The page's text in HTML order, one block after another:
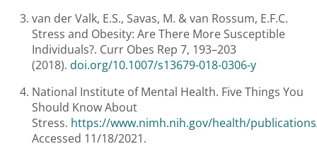
van der Valk, E.S., Savas, M. & van Rossum, E.F.C.
Stress and Obesity: Are There More Susceptible
Individuals?. Curr Obes Rep 7, 193–203
(2018). doi.org/10.1007/s13679-018-0306-y
National Institute of Mental Health. Five Things You
Should Know About
Stress. https://www.nimh.nih.gov/health/
Accessed 11/18/2021.